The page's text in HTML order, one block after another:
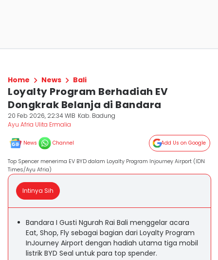
Home News Bali
Loyalty Program Berhadiah EV
Dongkrak Belanja di Bandara
20 Feb 2026, 22:34 WIB Kab. Badung
Ayu Afria Ulita Ermalia
News Channel Add Us on Google
Top Spencer menerima EV BYD dalam Loyalty Program Injourney Airport (IDN
Times/Ayu Afria)
Intinya Sih
Bandara I Gusti Ngurah Rai Bali menggelar acara
Eat, Shop, Fly sebagai bagian dari Loyalty Program
InJourney Airport dengan hadiah utama tiga mobil
listrik BYD Seal untuk para top spender.